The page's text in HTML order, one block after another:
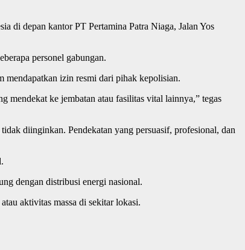
di depan kantor PT Pertamina Patra Niaga, Jalan Yos
personel gabungan.
mendapatkan izin resmi dari pihak kepolisian.
mendekat ke jembatan atau fasilitas vital lainnya,” tegas
diinginkan. Pendekatan yang persuasif, profesional, dan
dengan distribusi energi nasional.
aktivitas massa di sekitar lokasi.